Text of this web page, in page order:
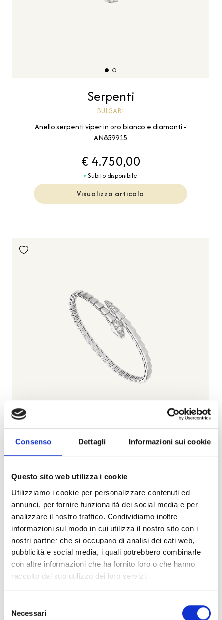
Consenso Dettagli Informazioni sui cookie
Questo sito web utilizza i cookie
Utilizziamo i cookie per personalizzare contenuti ed
annunci, per fornire funzionalità dei social media e per
analizzare il nostro traffico. Condividiamo inoltre
informazioni sul modo in cui utilizza il nostro sito con i
nostri partner che si occupano di analisi dei dati web,
pubblicità e social media, i quali potrebbero combinarle
con altre informazioni che ha fornito loro o che hanno
raccolto dal suo utilizzo dei loro servizi.
delNecessari
Serpenti
BULGARI
Anello serpenti viper in oro bianco e diamanti -
AN859915
€ 4.750,00
Subito disponibile
Visualizza articolo
Serpenti
di diamanti - BR859759
€ 14.400,00
Subito disponibile
Visualizza articolo